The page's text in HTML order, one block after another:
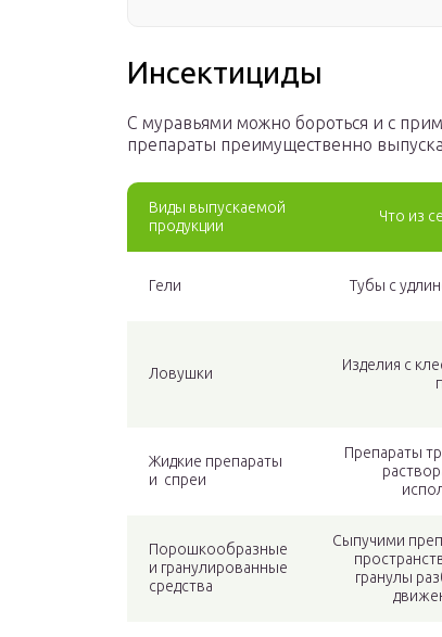
Инсектициды
С муравьями можно бороться и с
препараты преимущественно
Виды выпускаемой
продукции
Что из
Гели Тубы с
Ловушки
Изделия с
Жидкие препараты
и спреи
Препараты
Порошкообразные
и гранулированные
средства
Сыпучими
гранулы